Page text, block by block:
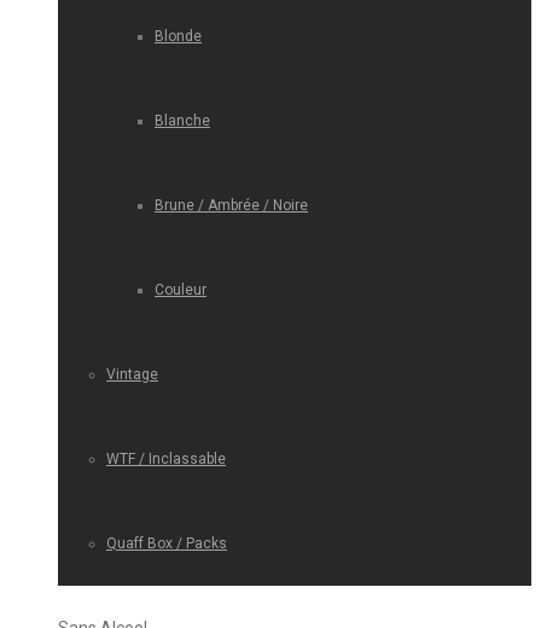
Blonde
Blanche
Brune / Ambrée / Noire
Couleur
Vintage
WTF / Inclassable
Quaff Box / Packs